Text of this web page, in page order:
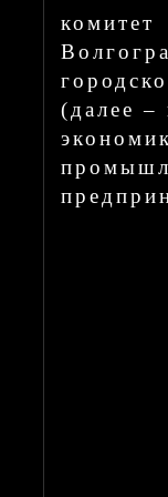
комитет
(далее –